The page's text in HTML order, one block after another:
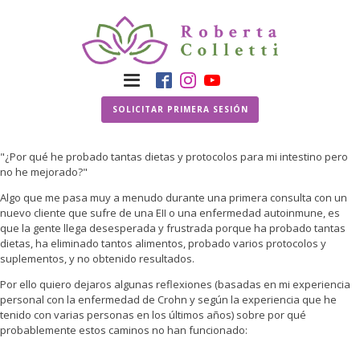
SOLICITAR PRIMERA SESIÓN
"¿Por qué he probado tantas dietas y protocolos para mi intestino pero
no he mejorado?"
Algo que me pasa muy a menudo durante una primera consulta con un
nuevo cliente que sufre de una EII o una enfermedad autoinmune, es
que la gente llega desesperada y frustrada porque ha probado tantas
dietas, ha eliminado tantos alimentos, probado varios protocolos y
suplementos, y no obtenido resultados.
Por ello quiero dejaros algunas reflexiones (basadas en mi experiencia
personal con la enfermedad de Crohn y según la experiencia que he
tenido con varias personas en los últimos años) sobre por qué
probablemente estos caminos no han funcionado: